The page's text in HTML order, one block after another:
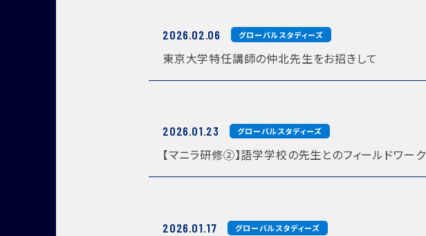
2026.02.06 グローバルスタディーズ
東京大学特任講師の仲北先生をお招きして
2026.01.23 グローバルスタディーズ
【マニラ研修②】語学学校の先生とのフィールドワーク
2026.01.17 グローバルスタディーズ